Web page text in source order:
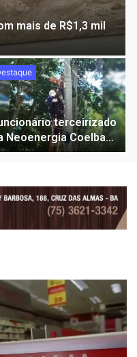
mais de R$1,3 mil
terceirizado
Neoenergia Coelba
descarga elétrica